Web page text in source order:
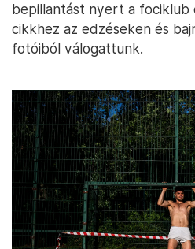
bepillantást nyert a fociklub
cikkhez az edzéseken és
fotóiból válogattunk.